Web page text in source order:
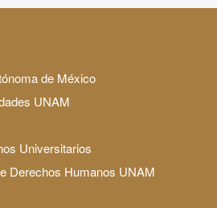
de México
UNAM
Universitarios
Derechos Humanos UNAM